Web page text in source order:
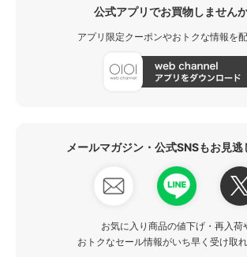
公式アプリでお買物しません
アプリ限定クーポンやおトクな情報を配
メールマガジン・公式SNSもお見逃
お気に入り商品の値下げ・再入荷
おトクなセール情報がいち早く受け取れ